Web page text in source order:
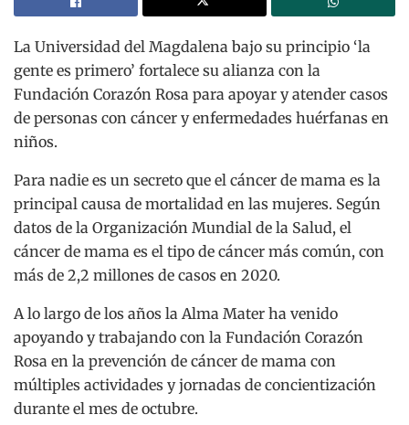
La Universidad del Magdalena bajo su principio ‘la
gente es primero’ fortalece su alianza con la
Fundación Corazón Rosa para apoyar y atender casos
de personas con cáncer y enfermedades huérfanas en
niños.
Para nadie es un secreto que el cáncer de mama es la
principal causa de mortalidad en las mujeres. Según
datos de la Organización Mundial de la Salud, el
cáncer de mama es el tipo de cáncer más común, con
más de 2,2 millones de casos en 2020.
A lo largo de los años la Alma Mater ha venido
apoyando y trabajando con la Fundación Corazón
Rosa en la prevención de cáncer de mama con
múltiples actividades y jornadas de concientización
durante el mes de octubre.